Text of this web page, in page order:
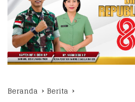
Beranda Berita